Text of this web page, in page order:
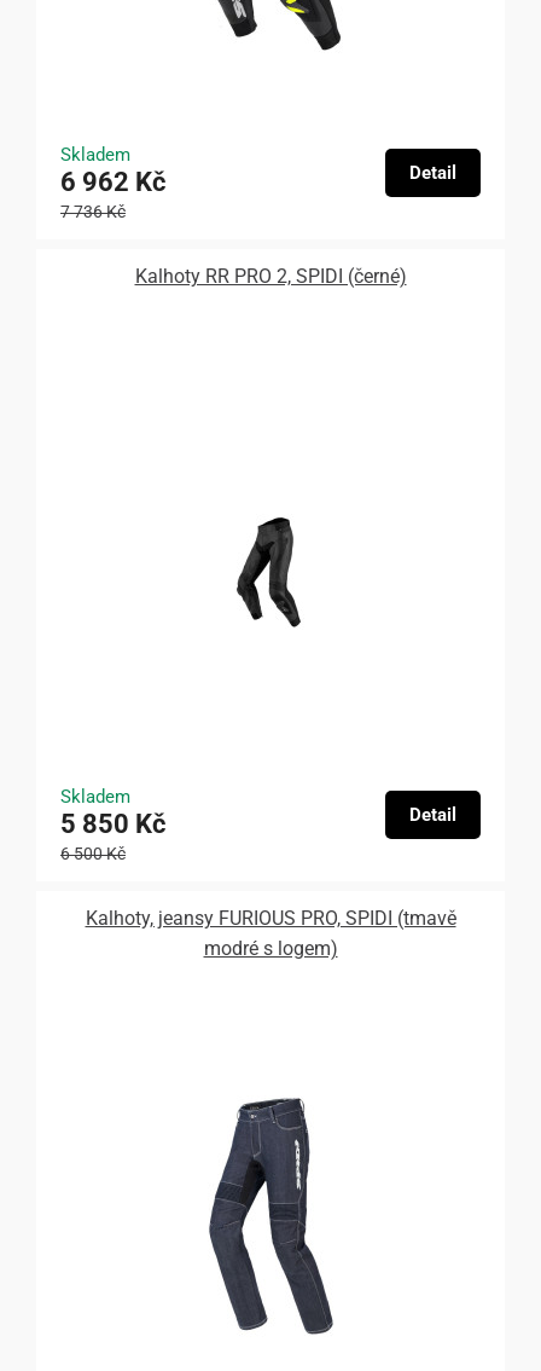
Skladem
6 962 Kč
7 736 Kč
Detail
Kalhoty RR PRO 2, SPIDI (černé)
Skladem
5 850 Kč
6 500 Kč
Detail
Kalhoty, jeansy FURIOUS PRO, SPIDI (tmavě
modré s logem)